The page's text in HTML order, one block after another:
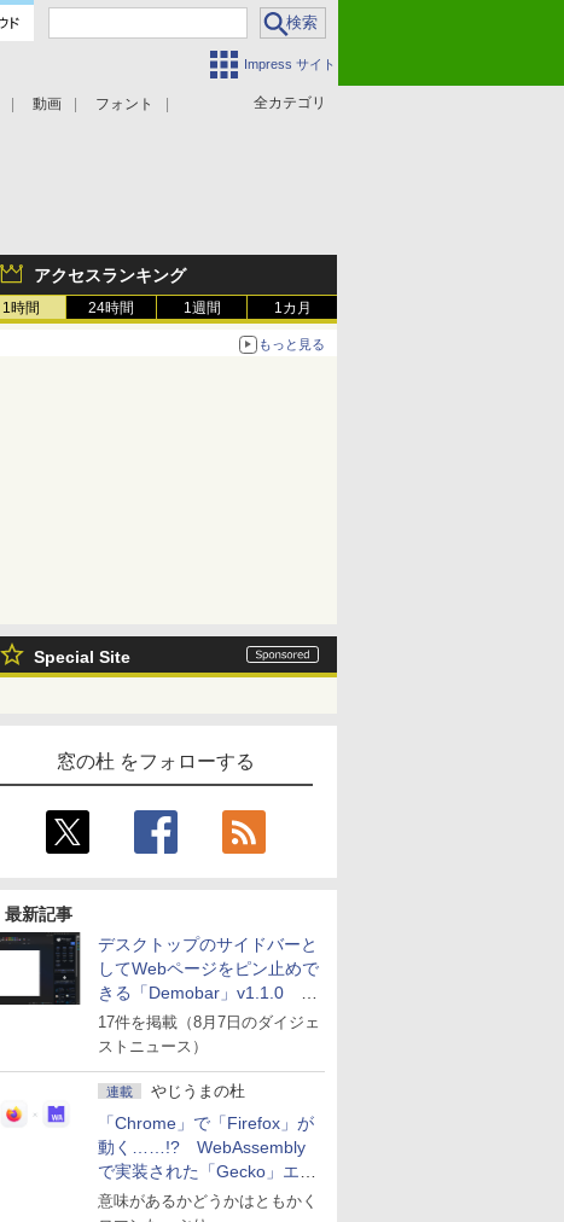
Impress サイト
全カテゴリ
動画 フォント
アクセスランキング
1時間 24時間 1週間 1カ月
もっと見る
Special Site
窓の杜 をフォローする
最新記事
デスクトップのサイドバーと
してWebページをピン止めで
きる「Demobar」v1.1.0 ほ
か
17件を掲載（8月7日のダイジェ
ストニュース）
連載 やじうまの杜
「Chrome」で「Firefox」が
動く……!? WebAssembly
で実装された「Gecko」エン
ジン
意味があるかどうかはともかく